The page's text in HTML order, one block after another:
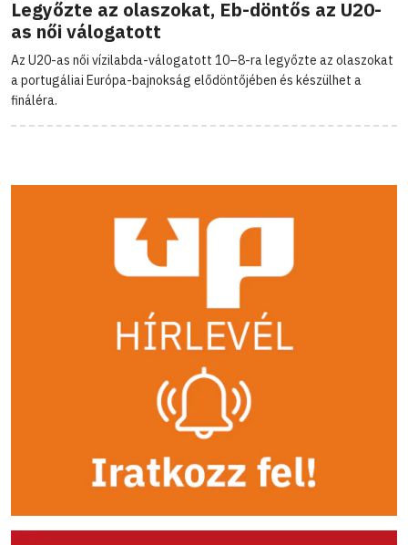
Legyőzte az olaszokat, Eb-döntős az U20-
as női válogatott
Az U20-as női vízilabda-válogatott 10–8-ra legyőzte az olaszokat
a portugáliai Európa-bajnokság elődöntőjében és készülhet a
fináléra.